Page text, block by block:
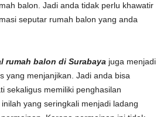
balon. Jadi anda tidak perlu khawatir
seputar rumah balon yang anda
rumah balon di Surabaya juga menjadi
yang menjanjikan. Jadi anda bisa
sekaligus memiliki penghasilan
yang seringkali menjadi ladang